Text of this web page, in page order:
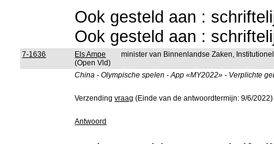
Ook gesteld aan :
Ook gesteld aan :
7-1636
Els Ampe
(Open Vld)
minister van Binnenlandse Zaken,
China - Olympische spelen - App «MY2022» - Verplichte
Verzendingvraag (Einde van de antwoordtermijn: 9/6/2022)
Antwoord